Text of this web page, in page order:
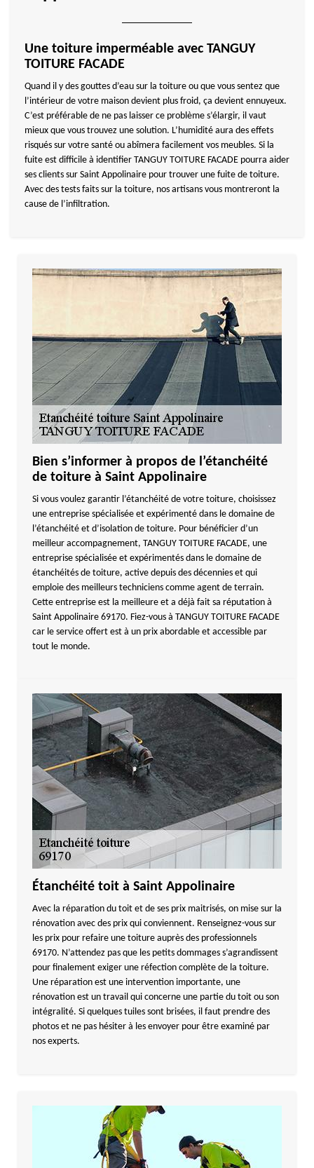
Une toiture imperméable avec TANGUY
TOITURE FACADE
Quand il y des gouttes d’eau sur la toiture ou que vous sentez que
l’intérieur de votre maison devient plus froid, ça devient ennuyeux.
C’est préférable de ne pas laisser ce problème s’élargir, il vaut
mieux que vous trouvez une solution. L’humidité aura des effets
risqués sur votre santé ou abîmera facilement vos meubles. Si la
fuite est difficile à identifier TANGUY TOITURE FACADE pourra aider
ses clients sur Saint Appolinaire pour trouver une fuite de toiture.
Avec des tests faits sur la toiture, nos artisans vous montreront la
cause de l’infiltration.
Bien s’informer à propos de l’étanchéité
de toiture à Saint Appolinaire
Si vous voulez garantir l’étanchéité de votre toiture, choisissez
une entreprise spécialisée et expérimenté dans le domaine de
l’étanchéité et d’isolation de toiture. Pour bénéficier d’un
meilleur accompagnement, TANGUY TOITURE FACADE, une
entreprise spécialisée et expérimentés dans le domaine de
étanchéités de toiture, active depuis des décennies et qui
emploie des meilleurs techniciens comme agent de terrain.
Cette entreprise est la meilleure et a déjà fait sa réputation à
Saint Appolinaire 69170. Fiez-vous à TANGUY TOITURE FACADE
car le service offert est à un prix abordable et accessible par
tout le monde.
Étanchéité toit à Saint Appolinaire
Avec la réparation du toit et de ses prix maitrisés, on mise sur la
rénovation avec des prix qui conviennent. Renseignez-vous sur
les prix pour refaire une toiture auprès des professionnels
69170. N’attendez pas que les petits dommages s’agrandissent
pour finalement exiger une réfection complète de la toiture.
Une réparation est une intervention importante, une
rénovation est un travail qui concerne une partie du toit ou son
intégralité. Si quelques tuiles sont brisées, il faut prendre des
photos et ne pas hésiter à les envoyer pour être examiné par
nos experts.